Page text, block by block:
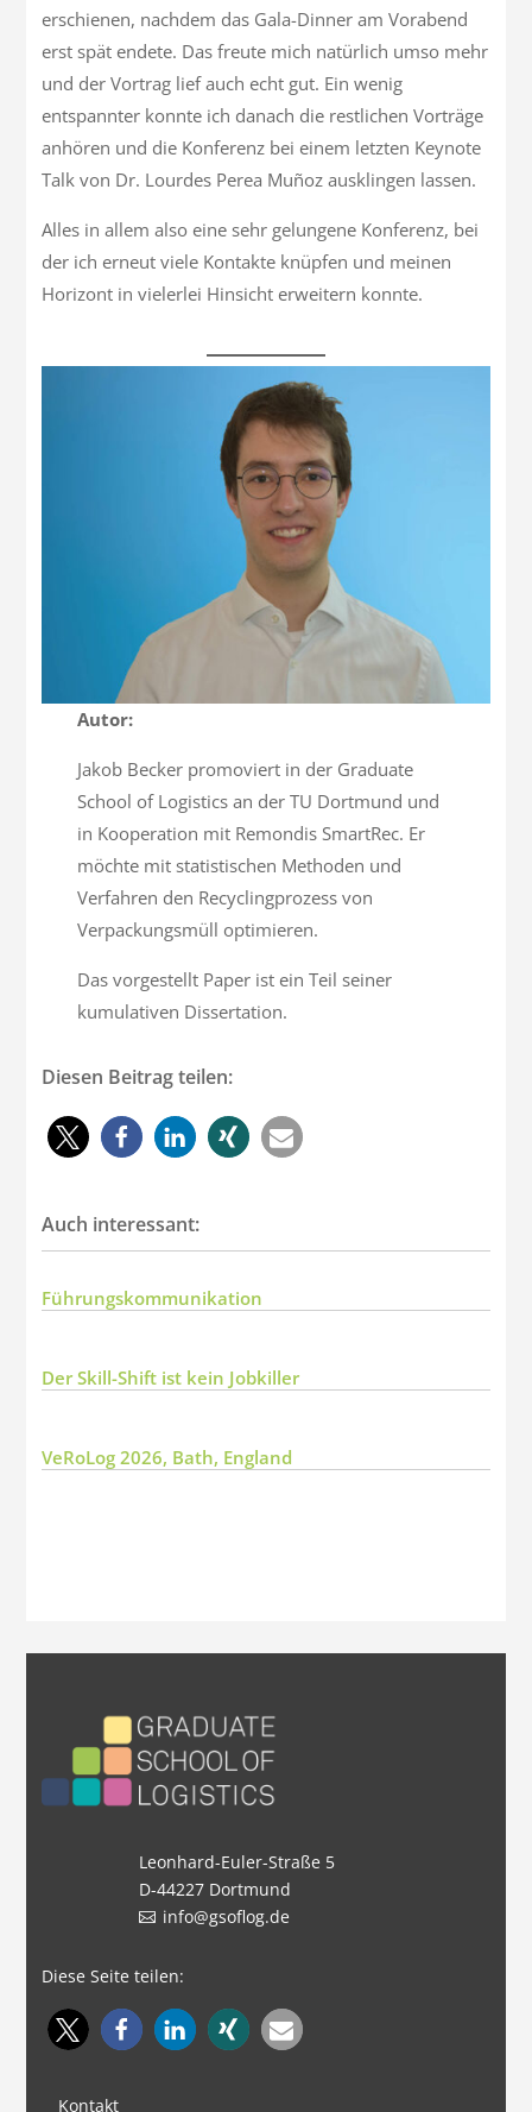
erschienen, nachdem das Gala-Dinner am Vorabend
erst spät endete. Das freute mich natürlich umso mehr
und der Vortrag lief auch echt gut. Ein wenig
entspannter konnte ich danach die restlichen Vorträge
anhören und die Konferenz bei einem letzten Keynote
Talk von Dr. Lourdes Perea Muñoz ausklingen lassen.
Alles in allem also eine sehr gelungene Konferenz, bei
der ich erneut viele Kontakte knüpfen und meinen
Horizont in vielerlei Hinsicht erweitern konnte.
Autor:
Jakob Becker promoviert in der Graduate
School of Logistics an der TU Dortmund und
in Kooperation mit Remondis SmartRec. Er
möchte mit statistischen Methoden und
Verfahren den Recyclingprozess von
Verpackungsmüll optimieren.
Das vorgestellt Paper ist ein Teil seiner
kumulativen Dissertation.
Diesen Beitrag teilen:
Auch interessant:
Führungskommunikation
Der Skill-Shift ist kein Jobkiller
VeRoLog 2026, Bath, England
Leonhard-Euler-Straße 5
D-44227 Dortmund
info@gsoflog.de
Diese Seite teilen:
Kontakt